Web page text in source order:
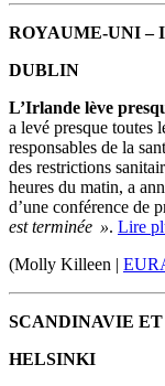
ROYAUME-UNI –
DUBLIN
L’Irlande lève
a levé presque toutes
responsables de la
des restrictions
heures du matin, a
d’une conférence de
est terminée ». Lire
(Molly Killeen |
SCANDINAVIE
HELSINKI